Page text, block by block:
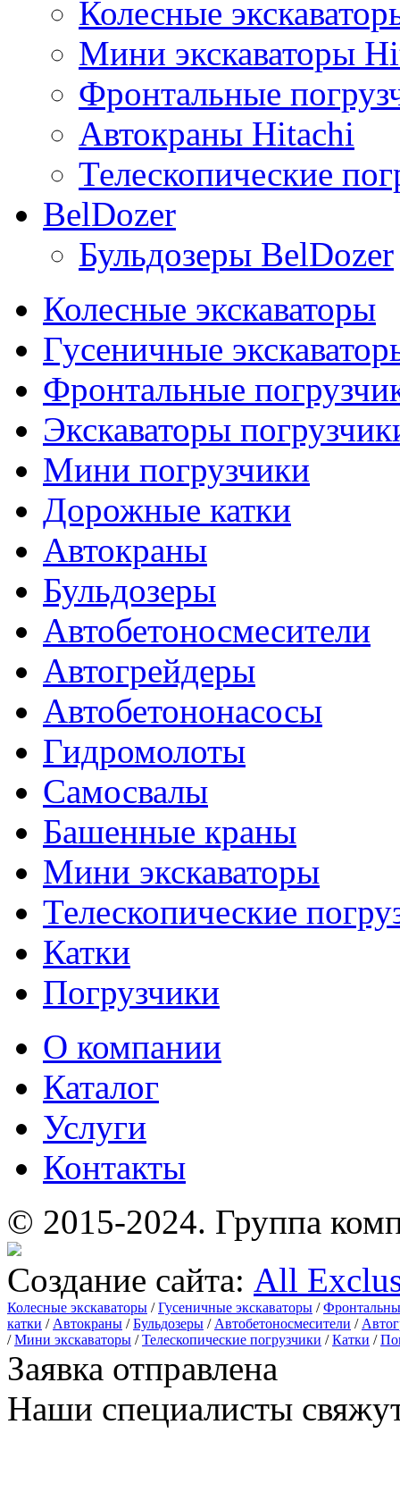
Колесные
Мини экскаваторы
Фронтальные
Автокраны Hitachi
Телескопические
BelDozer
Бульдозеры BelDozer
Колесные экскаваторы
Гусеничные
Фронтальные
Экскаваторы
Мини погрузчики
Дорожные катки
Автокраны
Бульдозеры
Автобетоносмесители
Автогрейдеры
Автобетононасосы
Гидромолоты
Самосвалы
Башенные краны
Мини экскаваторы
Телескопические
Катки
Погрузчики
О компании
Каталог
Услуги
Контакты
© 2015-2024. Группа
Создание сайта: All
Колесные экскаваторы /Гусеничные экскаваторы /
катки / Автокраны /Бульдозеры / Автобетоносмесители /
/Мини экскаваторы /Телескопические погрузчики /Катки /
Заявка отправлена
Наши специалисты